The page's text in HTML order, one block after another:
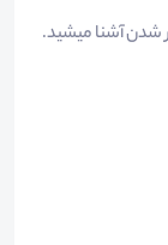
شدن آشنا میشید.